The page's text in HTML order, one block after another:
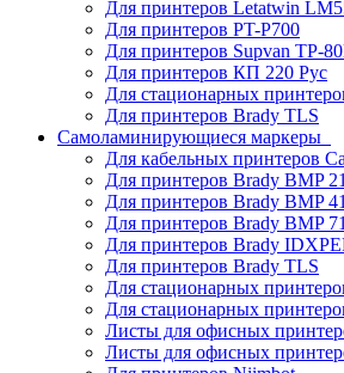
Для принтеров Letatwin
Для принтеров PT-P700
Для принтеров Supvan TP-
Для принтеров КП 220 Рус
Для стационарных
Для принтеров Brady TLS
Самоламинирующиеся маркеры
Для кабельных принтеров
Для принтеров Brady BMP
Для принтеров Brady BMP
Для принтеров Brady BMP
Для принтеров Brady
Для принтеров Brady TLS
Для стационарных
Для стационарных
Листы для офисных
Листы для офисных